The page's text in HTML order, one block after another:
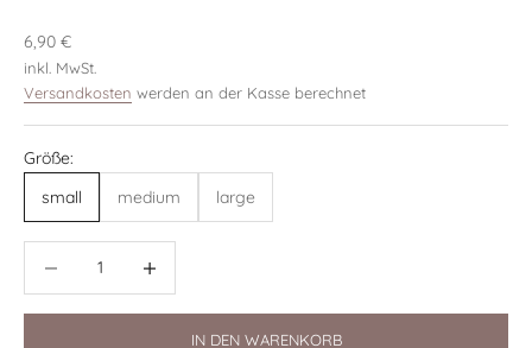
Angebot
6,90 €
inkl. MwSt.
Versandkosten werden an der Kasse berechnet
Größe:
small
medium large
IN DEN WARENKORB